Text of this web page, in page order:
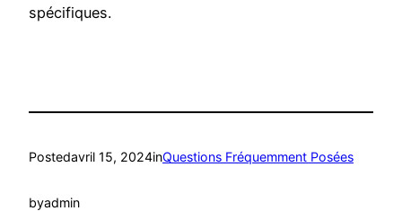
spécifiques.
Postedavril 15, 2024inQuestions Fréquemment Posées
byadmin